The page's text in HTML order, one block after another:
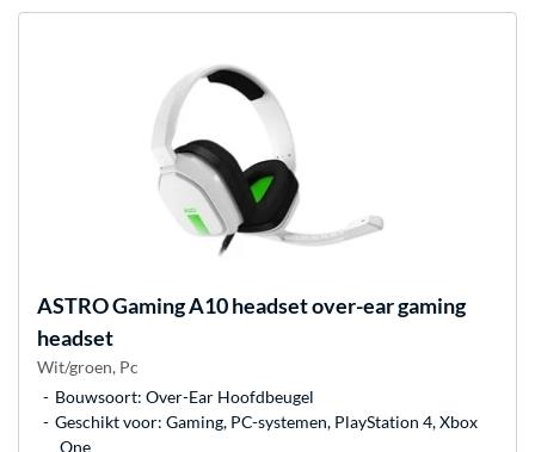
ASTRO GamingA10 headset over-ear gaming
headset
Wit/groen, Pc
Bouwsoort: Over-Ear Hoofdbeugel
Geschikt voor: Gaming, PC-systemen, PlayStation 4, Xbox
One